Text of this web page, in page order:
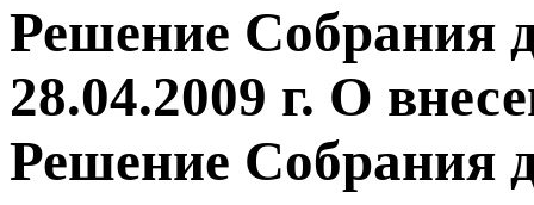
Решение Собрания
28.04.2009 г. О
Решение Собрания